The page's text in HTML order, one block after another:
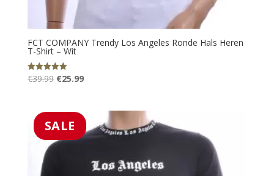
FCT COMPANY Trendy Los Angeles Ronde Hals Heren
T-Shirt – Wit
Gewaardeerd
5.00
€39.99 Oorspronkelijke
€39.99.
€25.99Huidige
€25.99.
SALE